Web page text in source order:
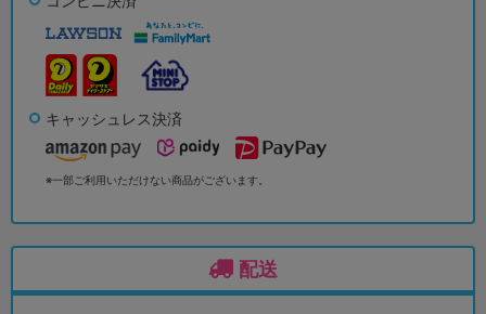
キャッシュレス決済
※一部ご利用いただけない商品がございます。
配送